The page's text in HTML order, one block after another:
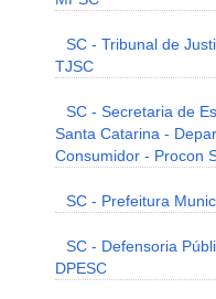
SC - Tribunal de
TJSC
SC - Secretaria de
Santa Catarina -
Consumidor - Procon
SC - Prefeitura
SC - Defensoria
DPESC